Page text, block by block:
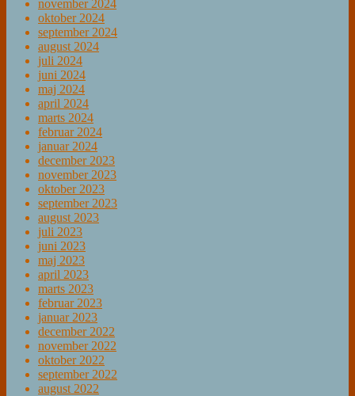
november 2024
oktober 2024
september 2024
august 2024
juli 2024
juni 2024
maj 2024
april 2024
marts 2024
februar 2024
januar 2024
december 2023
november 2023
oktober 2023
september 2023
august 2023
juli 2023
juni 2023
maj 2023
april 2023
marts 2023
februar 2023
januar 2023
december 2022
november 2022
oktober 2022
september 2022
august 2022